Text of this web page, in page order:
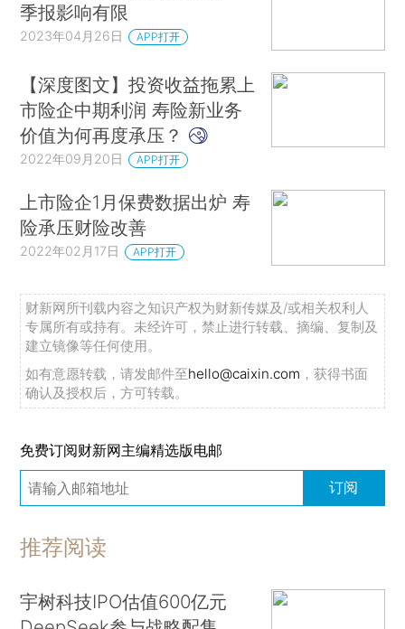
季报影响有限
2023年04月26日 APP打开
【深度图文】投资收益拖累上
市险企中期利润 寿险新业务
价值为何再度承压？
2022年09月20日 APP打开
上市险企1月保费数据出炉 寿
险承压财险改善
2022年02月17日 APP打开
财新网所刊载内容之知识产权为财新传媒及/或相关权利人
专属所有或持有。未经许可，禁止进行转载、摘编、复制及
建立镜像等任何使用。
如有意愿转载，请发邮件至hello@caixin.com ，获得书面
确认及授权后，方可转载。
免费订阅财新网主编精选版电邮
订阅
推荐阅读
宇树科技IPO估值600亿元